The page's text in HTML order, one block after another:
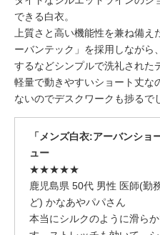
できる白衣。
上質さと高い機能性を兼ね備
ーバンテック」を採用しながら
するなどシンプルで洗礼された
軽量で動きやすいショート丈な
ないのでデスクワークも捗るで
「メンズ白衣:アーバンショ
ュー
★★★★★
鹿児島県 50代 男性 医師(勤
ど) かなあやパパさん
本当にシルクのように滑ら